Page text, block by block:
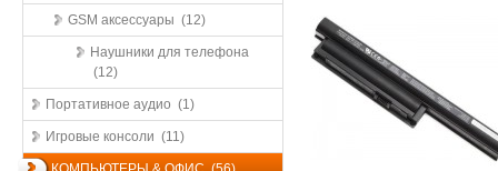
GSM аксессуары (12)
Наушники для телефона
(12)
Портативное аудио (1)
Игровые консоли (11)